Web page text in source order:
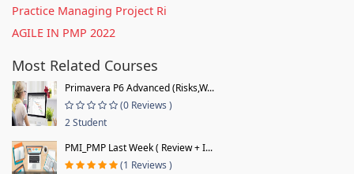
Practice Managing Project Ri
AGILE IN PMP 2022
Most Related Courses
Primavera P6 Advanced (Risks,W...
(0 Reviews )
2 Student
PMI_PMP Last Week ( Review + I...
(1 Reviews )